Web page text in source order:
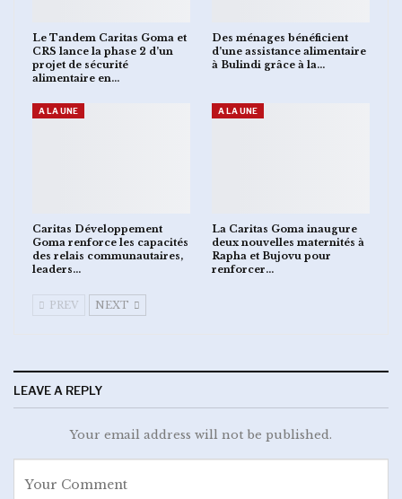
Le Tandem Caritas Goma et
CRS lance la phase 2 d’un
projet de sécurité
alimentaire en…
Des ménages bénéficient
d’une assistance alimentaire
à Bulindi grâce à la…
A LA UNE
Caritas Développement
Goma renforce les capacités
des relais communautaires,
leaders…
A LA UNE
La Caritas Goma inaugure
deux nouvelles maternités à
Rapha et Bujovu pour
renforcer…
PREV NEXT
LEAVE A REPLY
Your email address will not be published.